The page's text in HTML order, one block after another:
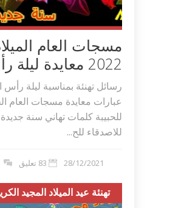
مسجات العام
2022 معايدة ليلة رأس السنة
عبارات معايدة مسجات العام
للحبيبة كلمات تهاني سنة
للاصدقاء للح...
28/12/2021 83 تعليق
تهنئة عيد الميلاد المجيد